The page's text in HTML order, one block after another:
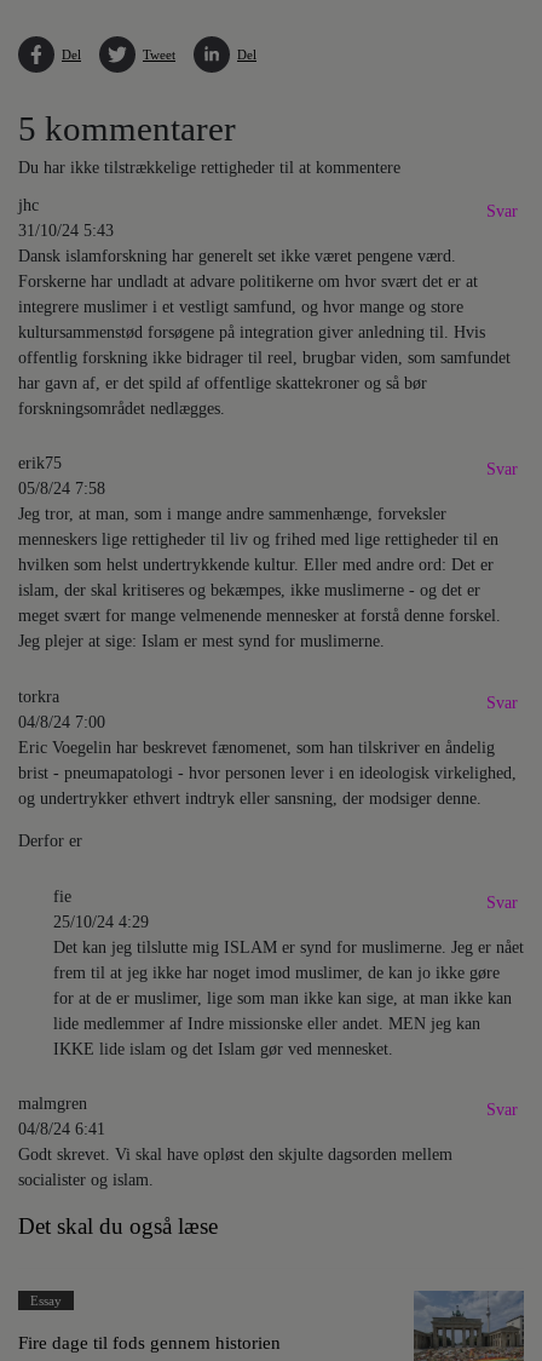
Del Tweet Del
5 kommentarer
Du har ikke tilstrækkelige rettigheder til at kommentere
jhc
31/10/24 5:43
Dansk islamforskning har generelt set ikke været pengene værd.
Forskerne har undladt at advare politikerne om hvor svært det er at
integrere muslimer i et vestligt samfund, og hvor mange og store
kultursammenstød forsøgene på integration giver anledning til. Hvis
offentlig forskning ikke bidrager til reel, brugbar viden, som samfundet
har gavn af, er det spild af offentlige skattekroner og så bør
forskningsområdet nedlægges.
Svar
erik75
05/8/24 7:58
Jeg tror, at man, som i mange andre sammenhænge, forveksler
menneskers lige rettigheder til liv og frihed med lige rettigheder til en
hvilken som helst undertrykkende kultur. Eller med andre ord: Det er
islam, der skal kritiseres og bekæmpes, ikke muslimerne - og det er
meget svært for mange velmenende mennesker at forstå denne forskel.
Jeg plejer at sige: Islam er mest synd for muslimerne.
Svar
torkra
04/8/24 7:00
Eric Voegelin har beskrevet fænomenet, som han tilskriver en åndelig
brist - pneumapatologi - hvor personen lever i en ideologisk virkelighed,
og undertrykker ethvert indtryk eller sansning, der modsiger denne.
Derfor er
Svar
fie
25/10/24 4:29
Det kan jeg tilslutte mig ISLAM er synd for muslimerne. Jeg er nået
frem til at jeg ikke har noget imod muslimer, de kan jo ikke gøre
for at de er muslimer, lige som man ikke kan sige, at man ikke kan
lide medlemmer af Indre missionske eller andet. MEN jeg kan
IKKE lide islam og det Islam gør ved mennesket.
Svar
malmgren
04/8/24 6:41
Godt skrevet. Vi skal have opløst den skjulte dagsorden mellem
socialister og islam.
Svar
Det skal du også læse
Essay
Fire dage til fods gennem historien